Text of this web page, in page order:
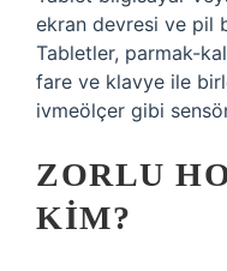
ekran devresi ve pil
Tabletler, parmak-
fare ve klavye ile
ivmeölçer gibi
ZORLU
KIM?